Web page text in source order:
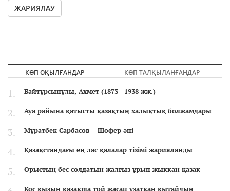
ЖАРИЯЛАУ
КӨП ОҚЫЛҒАНДАР КӨП ТАЛҚЫЛАНҒАНДАР
Байтұрсынұлы, Ахмет (1873—1938 жж.)
Ауа райына қатысты қазақтың халықтық болжамдары
Мұратбек Сарбасов – Шофер әні
Қазақстандағы ең лас қалалар тізімі жарияланды
Орыстың бес солдатын жалғыз ұрып жыққан қазақ
Қос қызын қазақша той жасап ұзатқан қытайдың